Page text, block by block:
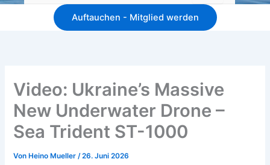
Auftauchen - Mitglied werden
Video: Ukraine’s Massive
New Underwater Drone –
Sea Trident ST-1000
Von Heino Mueller/26. Juni 2026